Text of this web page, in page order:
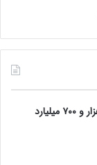
تنوع زیستی کشور به حداقل هزار و ۷۰۰ میلیارد